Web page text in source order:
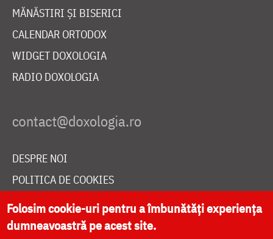
MĂNĂSTIRI ȘI BISERICI
CALENDAR ORTODOX
WIDGET DOXOLOGIA
RADIO DOXOLOGIA
DESPRE NOI
POLITICA DE COOKIES
DONEAZĂ ONLINE PENTRU CATEDRALA NAȚIONALĂ
Folosim cookie-uri pentru a îmbunătăți experiența
dumneavoastră pe acest site.